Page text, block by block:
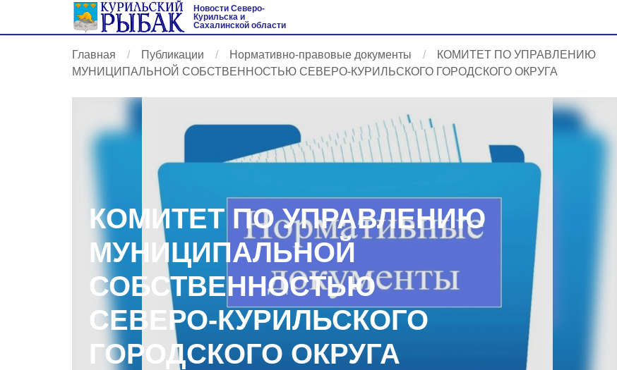
Новости Северо-
Курильска и
Сахалинской области
Главная Публикации Нормативно-правовые документы
КОМИТЕТ ПО УПРАВЛЕНИЮ
МУНИЦИПАЛЬНОЙ СОБСТВЕННОСТЬЮ СЕВЕРО-КУРИЛЬСКОГО ГОРОДСКОГО ОКРУГА
КОМИТЕТ ПО УПРАВЛЕНИЮ
МУНИЦИПАЛЬНОЙ
СОБСТВЕННОСТЬЮ
СЕВЕРО-КУРИЛЬСКОГО
ГОРОДСКОГО ОКРУГА